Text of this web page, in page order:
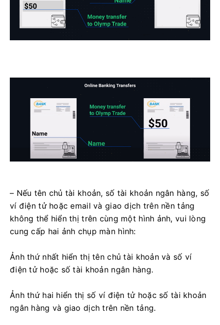
– Nếu tên chủ tài khoản, số tài khoản ngân hàng, số
ví điện tử hoặc email và giao dịch trên nền tảng
không thể hiển thị trên cùng một hình ảnh, vui lòng
cung cấp hai ảnh chụp màn hình:
Ảnh thứ nhất hiển thị tên chủ tài khoản và số ví
điện tử hoặc số tài khoản ngân hàng.
Ảnh thứ hai hiển thị số ví điện tử hoặc số tài khoản
ngân hàng và giao dịch trên nền tảng.